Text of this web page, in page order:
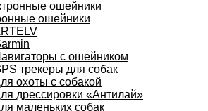
ошейники
с ошейником
трекеры для собак
охоты с собакой
дрессировки «Антилай»
маленьких собак